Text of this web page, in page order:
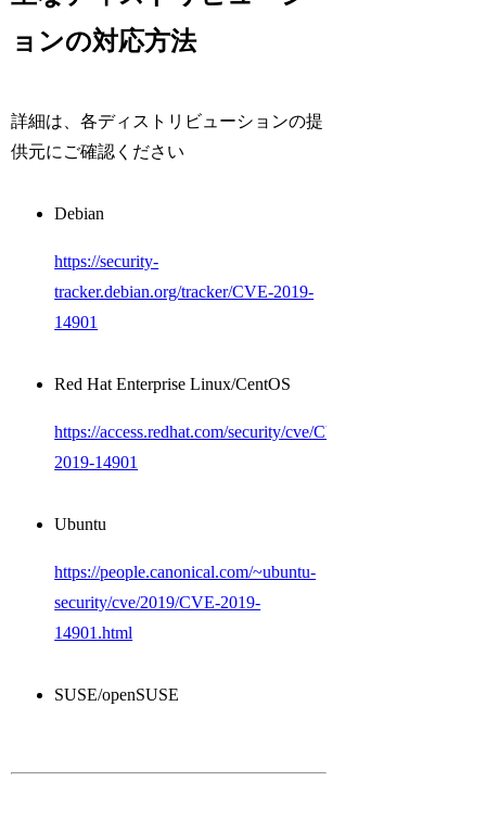
ョンの対応方法
詳細は、各ディストリビューションの提
供元にご確認ください
Debian
https://security-
tracker.debian.org/tracker/CVE-2019-
14901
Red Hat Enterprise Linux/CentOS
https://access.redhat.com/security/cve/CVE-
2019-14901
Ubuntu
https://people.canonical.com/~ubuntu-
security/cve/2019/CVE-2019-
14901.html
SUSE/openSUSE